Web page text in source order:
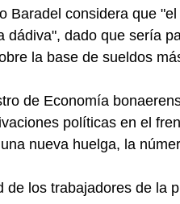
Baradel considera que
dádiva", dado que sería
la base de sueldos
de Economía
políticas en el
nueva huelga, la
los trabajadores de la